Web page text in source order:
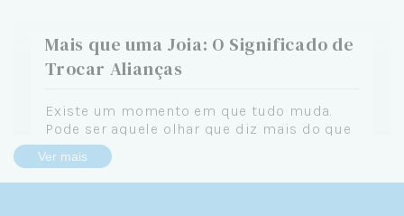
Mais que uma Joia: O Significado de
Trocar Alianças
Existe um momento em que tudo muda.
Pode ser aquele olhar que diz mais do que
palavras, a decisão de construir algo
juntos ou a promessa silenciosa de que "é
você". E quando esse momento chega, ele
Ver mais